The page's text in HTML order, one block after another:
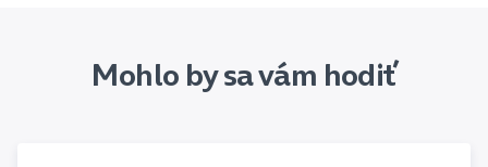
Mohlo by sa vám hodiť